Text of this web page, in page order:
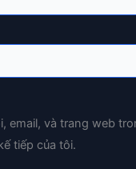
email, và trang web
tiếp của tôi.